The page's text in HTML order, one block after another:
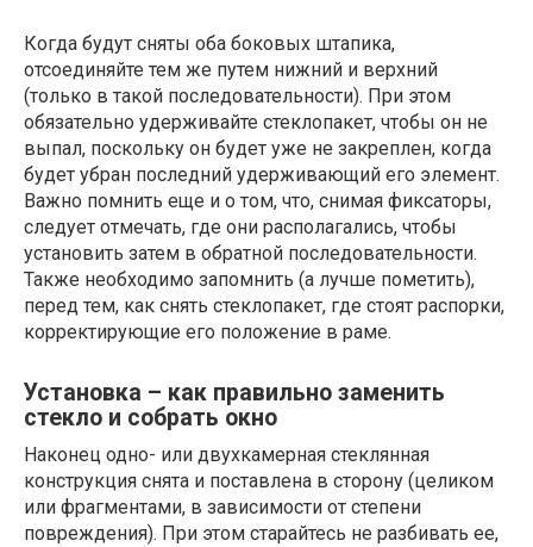
Когда будут сняты оба боковых штапика,
отсоединяйте тем же путем нижний и верхний
(только в такой последовательности). При этом
обязательно удерживайте стеклопакет, чтобы он не
выпал, поскольку он будет уже не закреплен, когда
будет убран последний удерживающий его элемент.
Важно помнить еще и о том, что, снимая фиксаторы,
следует отмечать, где они располагались, чтобы
установить затем в обратной последовательности.
Также необходимо запомнить (а лучше пометить),
перед тем, как снять стеклопакет, где стоят распорки,
корректирующие его положение в раме.
Установка – как правильно заменить
стекло и собрать окно
Наконец одно- или двухкамерная стеклянная
конструкция снята и поставлена в сторону (целиком
или фрагментами, в зависимости от степени
повреждения). При этом старайтесь не разбивать ее,